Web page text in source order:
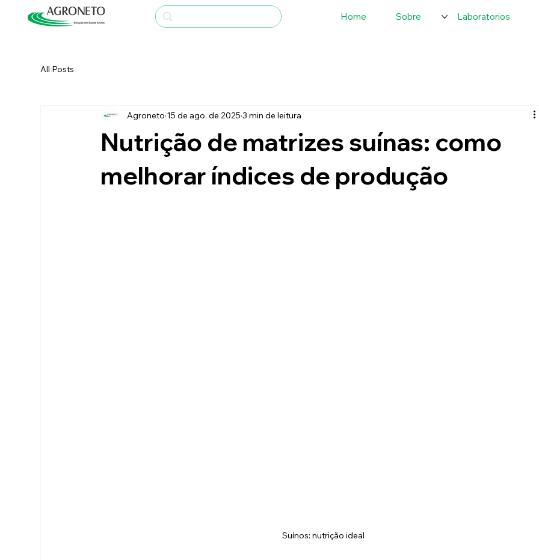
Home Sobre Laboratorios
All Posts
Nutrição de matrizes suínas: como
melhorar índices de produção
Agroneto 15 de ago. de 2025 3 min de leitura
Suínos: nutrição ideal